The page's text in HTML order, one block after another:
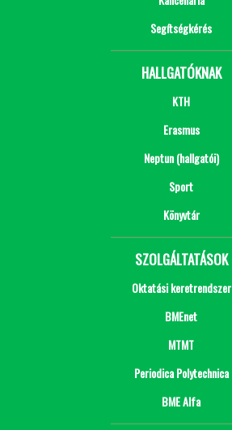
Segítségkérés
HALLGATÓKNAK
KTH
Erasmus
Neptun (hallgatói)
Sport
Könyvtár
SZOLGÁLTATÁSOK
Oktatási keretrendszer
BMEnet
MTMT
Periodica Polytechnica
BME Alfa